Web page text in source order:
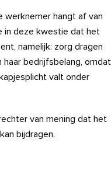
werknemer hangt af van
in deze kwestie dat het
namelijk: zorg dragen
bedrijfsbelang, omdat
valt onder
van mening dat het
bijdragen.